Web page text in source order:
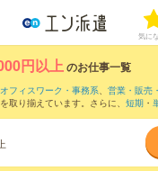
気に
円以上のお仕事一覧
オフィスワーク・事務系、 営業・販売
取り揃えています。さらに、 短期 ・
の求人はこちら
賃金以上の求人のみを掲載していま